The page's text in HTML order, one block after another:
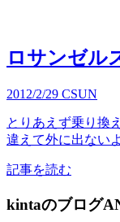
ロサンゼル
2012/2/29 CSUN
とりあえず乗り換
違えて外に出ない
記事を読む
kintaのブログ